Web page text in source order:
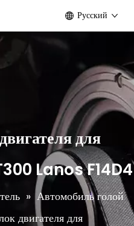
Pусский
для
Lanos F14D4
» Автомобиль голой
двигателя для